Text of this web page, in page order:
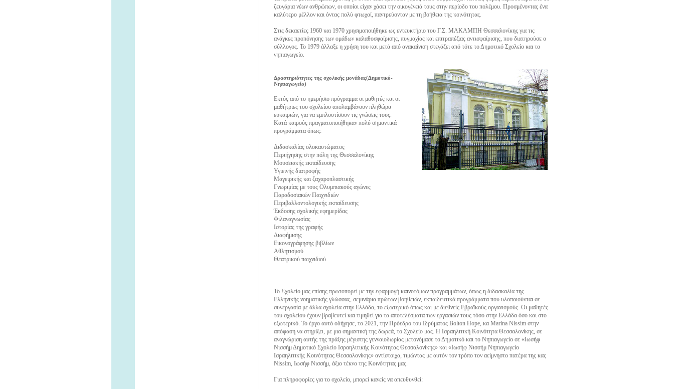
ζευγάρια νέων ανθρώπων, οι οποίοι είχαν χάσει την οικογένειά τους στην περίοδο του πολέμου. Προσμένοντας ένα
καλύτερο μέλλον και όντας πολύ φτωχοί, παντρεύονταν με τη βοήθεια της κοινότητας.
Στις δεκαετίες 1960 και 1970 χρησιμοποιήθηκε ως εντευκτήριο του Γ.Σ. ΜΑΚΑΜΠΗ Θεσσαλονίκης για τις
ανάγκες προπόνησης των ομάδων καλαθοσφαίρισης, πυγμαχίας και επιτραπέζιας αντισφαίρισης, που διατηρούσε ο
σύλλογος. Το 1979 άλλαξε η χρήση του και μετά από ανακαίνιση στεγάζει από τότε το Δημοτικό Σχολείο και το
νηπιαγωγείο.
Δραστηριότητες της σχολικής μονάδας(Δημοτικό-
Νηπιαγωγείο)
Εκτός από το ημερήσιο πρόγραμμα οι μαθητές και οι
μαθήτριες του σχολείου απολαμβάνουν πληθώρα
ευκαιριών, για να εμπλουτίσουν τις γνώσεις τους.
Κατά καιρούς πραγματοποιήθηκαν πολύ σημαντικά
προγράμματα όπως:
Διδασκαλίας ολοκαυτώματος
Περιήγησης στην πόλη της Θεσσαλονίκης
Μουσειακής εκπαίδευσης
Υγιεινής διατροφής
Μαγειρικής και ζαχαροπλαστικής
Γνωριμίας με τους Ολυμπιακούς αγώνες
Παραδοσιακών Παιχνιδιών
Περιβαλλοντολογικής εκπαίδευσης
Έκδοσης σχολικής εφημερίδας
Φιλαναγνωσίας
Ιστορίας της γραφής
Διαφήμισης
Εικονογράφησης βιβλίων
Αθλητισμού
Θεατρικού παιχνιδιού
Το Σχολείο μας επίσης πρωτοπορεί με την εφαρμογή καινοτόμων προγραμμάτων, όπως η διδασκαλία της
Ελληνικής νοηματικής γλώσσας, σεμινάρια πρώτων βοηθειών, εκπαιδευτικά προγράμματα που υλοποιούνται σε
συνεργασία με άλλα σχολεία στην Ελλάδα, το εξωτερικό όπως και με διεθνείς Εβραϊκούς οργανισμούς. Οι μαθητές
του σχολείου έχουν βραβευτεί και τιμηθεί για τα αποτελέσματα των εργασιών τους τόσο στην Ελλάδα όσο και στο
εξωτερικό. Το έργο αυτό οδήγησε, το 2021, την Πρόεδρο του Ιδρύματος Bolton Hope, κα Marina Nissim στην
απόφαση να στηρίξει, με μια σημαντική της δωρεά, το Σχολείο μας. Η Ισραηλιτική Κοινότητα Θεσσαλονίκης, σε
αναγνώριση αυτής της πράξης μέγιστης γενναιοδωρίας μετονόμασε το Δημοτικό και το Νηπιαγωγείο σε «Ιωσήφ
Νισσήμ Δημοτικό Σχολείο Ισραηλιτικής Κοινότητας Θεσσαλονίκης» και «Ιωσήφ Νισσήμ Νηπιαγωγείο
Ισραηλιτικής Κοινότητας Θεσσαλονίκης» αντίστοιχα, τιμώντας με αυτόν τον τρόπο τον αείμνηστο πατέρα της κας
Nissim, Ιωσήφ Νισσήμ, άξιο τέκνο της Κοινότητας μας.
Για πληροφορίες για το σχολείο, μπορεί κανείς να απευθυνθεί: